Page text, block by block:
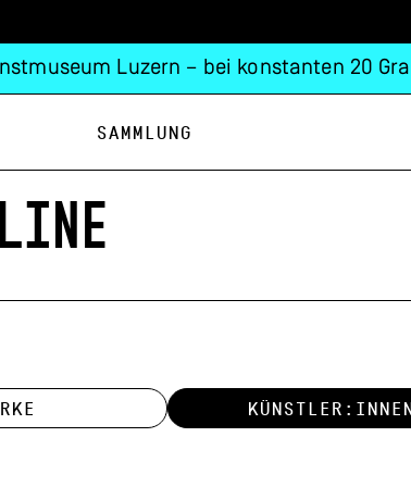
Luzern – bei konstanten 20
Sammlung